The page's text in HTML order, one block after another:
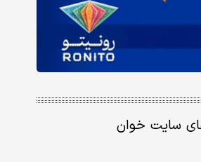
سایت خوان